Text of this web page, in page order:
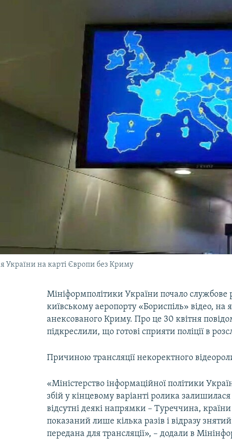
України на карті Європи без Криму
Мініформполітики України почало службове
київському аеропорту «Бориспіль» відео,
анексованого Криму. Про це 30 квітня
підкреслили, що готові сприяти поліції в
Причиною трансляції некоректного
«Міністерство інформаційної політики
збій у кінцевому варіанті ролика залишилася
відсутні деякі напрямки – Туреччина,
показаний лише кілька разів і відразу
передана для трансляції», – додали в